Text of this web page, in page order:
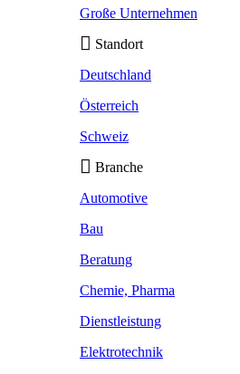
Große Unternehmen
Standort
Deutschland
Österreich
Schweiz
Branche
Automotive
Bau
Beratung
Chemie, Pharma
Dienstleistung
Elektrotechnik